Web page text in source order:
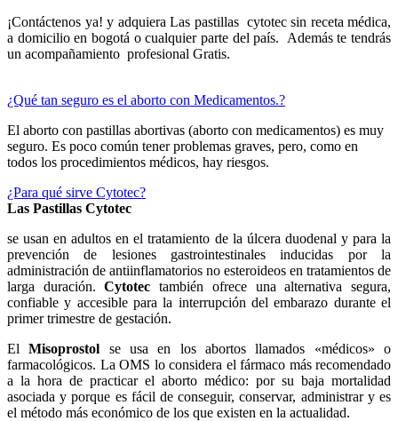
¡Contáctenos ya! y adquiera Las pastillas cytotec sin receta médica,
a domicilio en bogotá o cualquier parte del país. Además te tendrás
un acompañamiento profesional Gratis.
¿Qué tan seguro es el aborto con Medicamentos.?
El aborto con pastillas abortivas (aborto con medicamentos) es muy
seguro. Es poco común tener problemas graves, pero, como en
todos los procedimientos médicos, hay riesgos.
¿Para qué sirve Cytotec?
Las Pastillas Cytotec
se usan en adultos en el tratamiento de la úlcera duodenal y para la
prevención de lesiones gastrointestinales inducidas por la
administración de antiinflamatorios no esteroideos en tratamientos de
larga duración. Cytotec también ofrece una alternativa segura,
confiable y accesible para la interrupción del embarazo durante el
primer trimestre de gestación.
ElMisoprostol se usa en los abortos llamados «médicos» o
farmacológicos. La OMS lo considera el fármaco más recomendado
a la hora de practicar el aborto médico: por su baja mortalidad
asociada y porque es fácil de conseguir, conservar, administrar y es
el método más económico de los que existen en la actualidad.